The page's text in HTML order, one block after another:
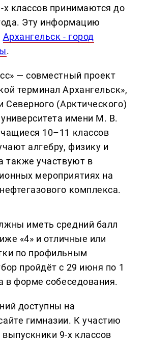
х классов принимаются до
Эту информацию
Архангельск - город
.
— совместный проект
терминал Архангельск»,
Северного (Арктического)
имени М. В.
10–11 классов
алгебру, физику и
также участвуют в
мероприятиях на
комплекса.
иметь средний балл
«4» и отличные или
по профильным
пройдёт с 29 июня по 1
в форме собеседования.
доступны на
гимназии. К участию
9-х классов